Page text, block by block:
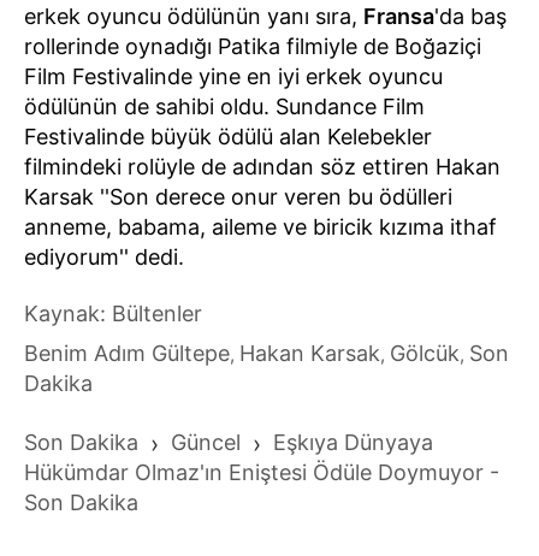
erkek oyuncu ödülünün yanı sıra, Fransa'da baş
rollerinde oynadığı Patika filmiyle de Boğaziçi
Film Festivalinde yine en iyi erkek oyuncu
ödülünün de sahibi oldu. Sundance Film
Festivalinde büyük ödülü alan Kelebekler
filmindeki rolüyle de adından söz ettiren Hakan
Karsak ''Son derece onur veren bu ödülleri
anneme, babama, aileme ve biricik kızıma ithaf
ediyorum'' dedi.
Kaynak: Bültenler
Benim Adım Gültepe, Hakan Karsak, Gölcük, Son
Dakika
Son Dakika › Güncel › Eşkıya Dünyaya
Hükümdar Olmaz'ın Eniştesi Ödüle Doymuyor -
Son Dakika